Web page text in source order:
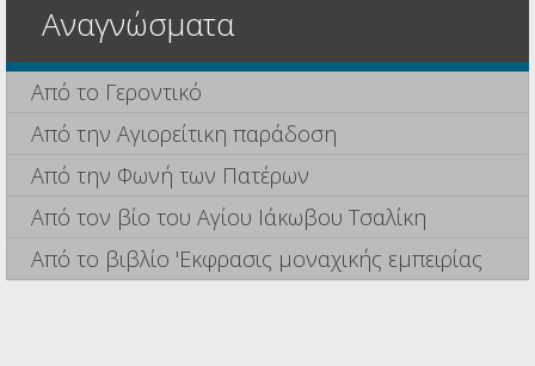
Αναγνώσματα
Από το Γεροντικό
Από την Αγιορείτικη παράδοση
Από την Φωνή των Πατέρων
Από τον βίο του Αγίου Ιάκωβου Τσαλίκη
Από το βιβλίο 'Εκφρασις μοναχικής εμπειρίας